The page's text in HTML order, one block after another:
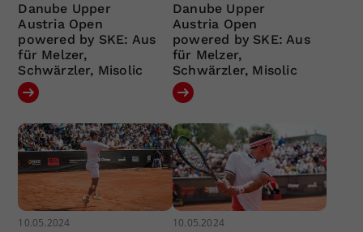
Danube Upper
Austria Open
powered by SKE: Aus
für Melzer,
Schwärzler, Misolic
Danube Upper
Austria Open
powered by SKE: Aus
für Melzer,
Schwärzler, Misolic
10.05.2024 10.05.2024